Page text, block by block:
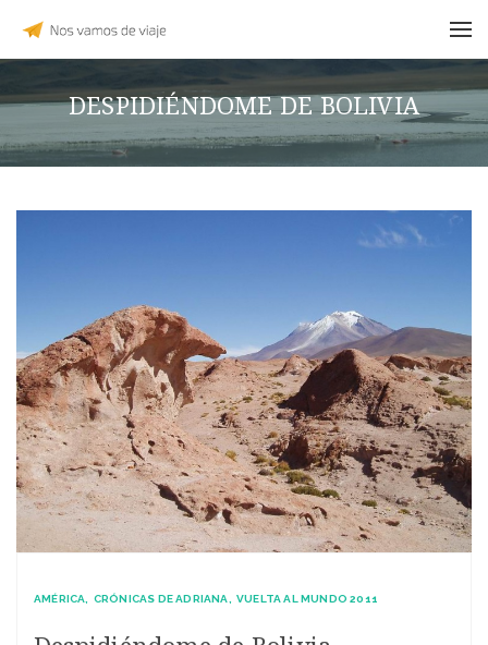
DESPIDIÉNDOME DE BOLIVIA
AMÉRICA CRÓNICAS DE ADRIANA VUELTA AL MUNDO 2011